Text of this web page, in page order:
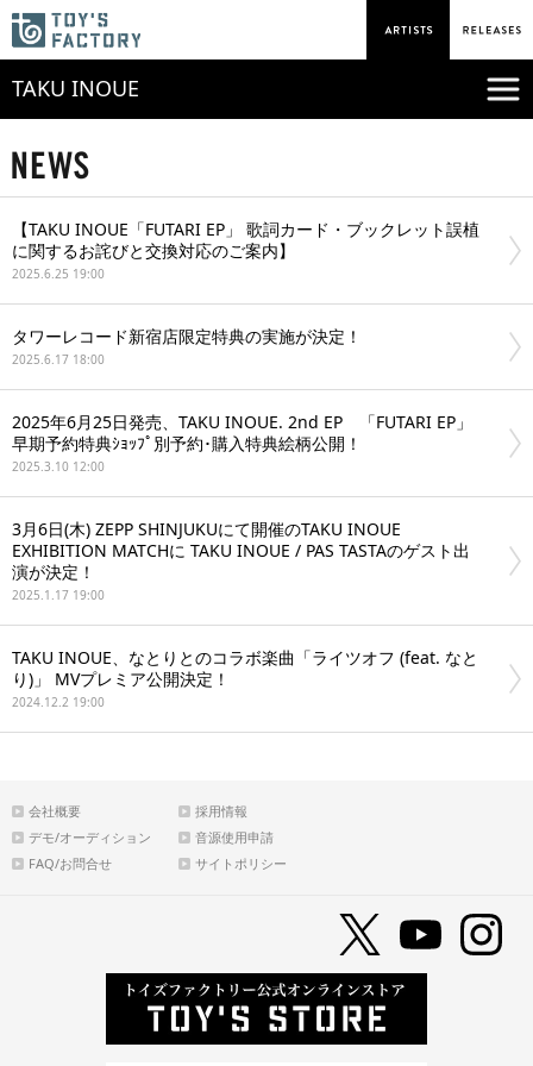
TAKU INOUE
【TAKU INOUE「FUTARI EP」 歌詞カード・ブックレット誤植
に関するお詫びと交換対応のご案内】
2025.6.25 19:00
タワーレコード新宿店限定特典の実施が決定！
2025.6.17 18:00
2025年6月25日発売、TAKU INOUE. 2nd EP 「FUTARI EP」
早期予約特典ｼｮｯﾌﾟ別予約･購入特典絵柄公開！
2025.3.10 12:00
3月6日(木) ZEPP SHINJUKUにて開催のTAKU INOUE
EXHIBITION MATCHに TAKU INOUE / PAS TASTAのゲスト出
演が決定！
2025.1.17 19:00
TAKU INOUE、なとりとのコラボ楽曲「ライツオフ (feat. なと
り)」 MVプレミア公開決定！
2024.12.2 19:00
会社概要
採用情報
デモ/オーディション
音源使用申請
FAQ/お問合せ
サイトポリシー